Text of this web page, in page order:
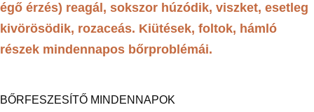
égő érzés) reagál, sokszor húzódik, viszket, esetleg
kivörösödik, rozaceás. Kiütések, foltok, hámló
részek mindennapos bőrproblémái.
BŐRFESZESÍTŐ MINDENNAPOK